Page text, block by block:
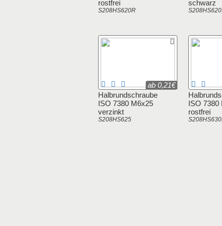
rostfrei
S208HS620R
schwarz
Halbrundschraube
ISO 7380 M6x25
verzinkt
S208HS625
ab 0,21€
ISO 7380
rostfrei